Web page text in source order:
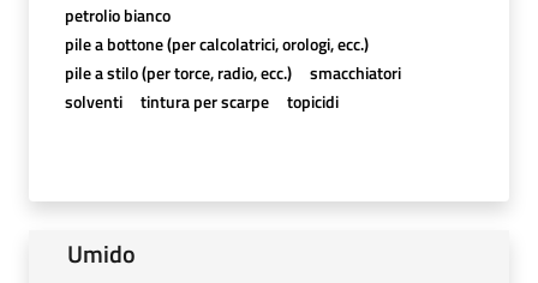
petrolio bianco
pile a bottone (per calcolatrici, orologi, ecc.)
pile a stilo (per torce, radio, ecc.)
smacchiatori
solventi
tintura per scarpe topicidi
Umido